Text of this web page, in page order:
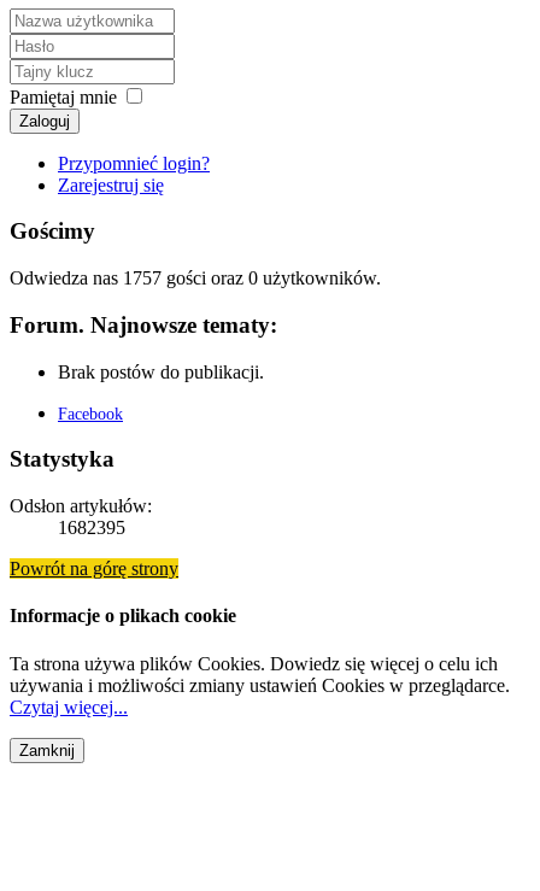
Pamiętaj mnie
Zaloguj
Przypomnieć login?
Zarejestruj się
Gościmy
Odwiedza nas 1757 gości oraz 0 użytkowników.
Forum. Najnowsze tematy:
Brak postów do publikacji.
Facebook
Statystyka
Odsłon artykułów:
1682395
Powrót na górę strony
Informacje o plikach cookie
Ta strona używa plików Cookies. Dowiedz się więcej o celu ich
używania i możliwości zmiany ustawień Cookies w przeglądarce.
Czytaj więcej...